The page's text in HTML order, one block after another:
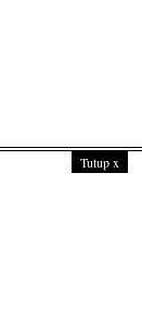
Tutupx